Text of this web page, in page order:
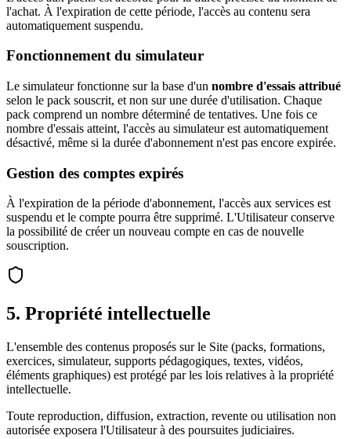
l'achat. À l'expiration de cette période, l'accès au contenu sera
automatiquement suspendu.
Fonctionnement du simulateur
Le simulateur fonctionne sur la base d'un nombre d'essais attribué
selon le pack souscrit, et non sur une durée d'utilisation. Chaque
pack comprend un nombre déterminé de tentatives. Une fois ce
nombre d'essais atteint, l'accès au simulateur est automatiquement
désactivé, même si la durée d'abonnement n'est pas encore expirée.
Gestion des comptes expirés
À l'expiration de la période d'abonnement, l'accès aux services est
suspendu et le compte pourra être supprimé. L'Utilisateur conserve
la possibilité de créer un nouveau compte en cas de nouvelle
souscription.
5. Propriété intellectuelle
L'ensemble des contenus proposés sur le Site (packs, formations,
exercices, simulateur, supports pédagogiques, textes, vidéos,
éléments graphiques) est protégé par les lois relatives à la propriété
intellectuelle.
Toute reproduction, diffusion, extraction, revente ou utilisation non
autorisée exposera l'Utilisateur à des poursuites judiciaires.